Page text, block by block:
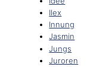
Ilex
Innung
Jasmin
Jungs
Juroren